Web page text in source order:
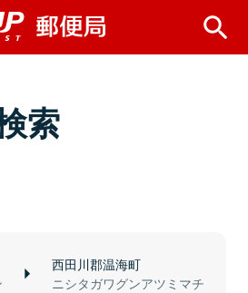
索
西田川郡温海町
ニシタガワグンアツミマチ